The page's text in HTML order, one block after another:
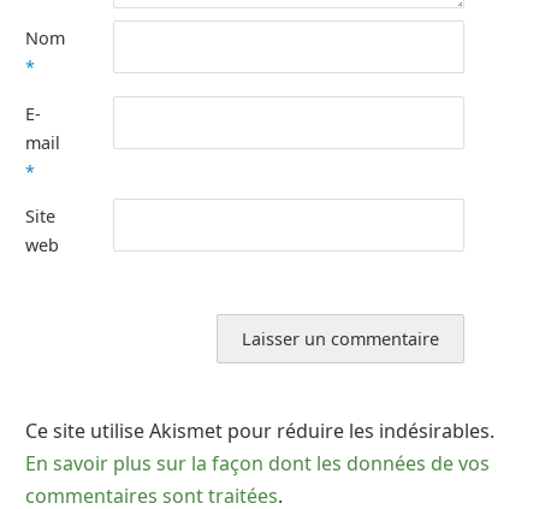
Nom
*
E-
mail
*
Site
web
Ce site utilise Akismet pour réduire les indésirables.
En savoir plus sur la façon dont les données de vos
commentaires sont traitées.